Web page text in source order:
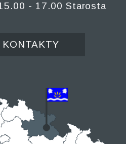
- 17.00 Starosta
KONTAKTY